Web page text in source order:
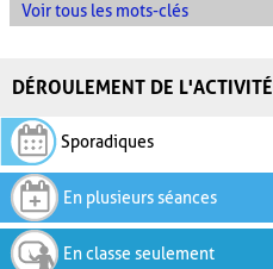
Voir tous les mots-clés
DÉROULEMENT DE L'ACTIVITÉ
Sporadiques
En plusieurs séances
En classe seulement